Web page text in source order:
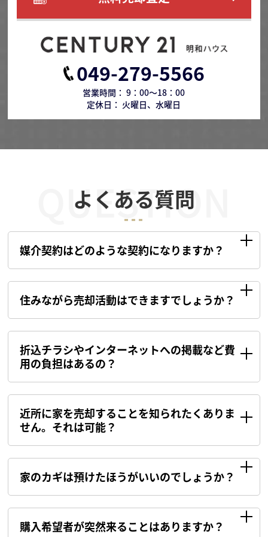
049-279-5566
営業時間： 9：00～18：00
定休日： 火曜日、水曜日
よくある質問
QUESTION
媒介契約はどのような契約になりますか？
住みながら売却活動はできますでしょうか？
折込チラシやインターネットへの掲載など費
用の負担はあるの？
近所に家を売却することを知られたくありま
せん。それは可能？
家のカギは預けたほうがいいのでしょうか？
購入希望者が突然来ることはありますか？